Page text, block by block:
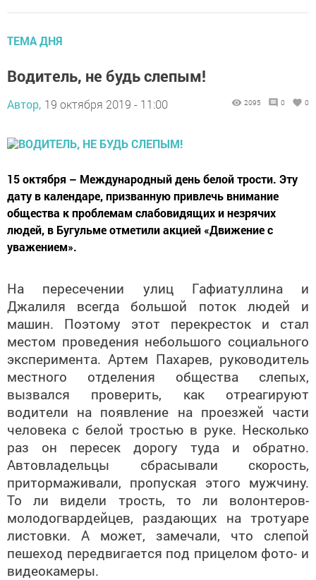
ТЕМА ДНЯ
Водитель, не будь слепым!
Автор, 19 октября 2019 - 11:00 2095 0 0
15 октября – Международный день белой трости. Эту
дату в календаре, призванную привлечь внимание
общества к проблемам слабовидящих и незрячих
людей, в Бугульме отметили акцией «Движение с
уважением».
На пересечении улиц Гафиатуллина и
Джалиля всегда большой поток людей и
машин. Поэтому этот перекресток и стал
местом проведения небольшого социального
эксперимента. Артем Пахарев, руководитель
местного отделения общества слепых,
вызвался проверить, как отреагируют
водители на появление на проезжей части
человека с белой тростью в руке. Несколько
раз он пересек дорогу туда и обратно.
Автовладельцы сбрасывали скорость,
притормаживали, пропуская этого мужчину.
То ли видели трость, то ли волонтеров-
молодогвардейцев, раздающих на тротуаре
листовки. А может, замечали, что слепой
пешеход передвигается под прицелом фото- и
видеокамеры.